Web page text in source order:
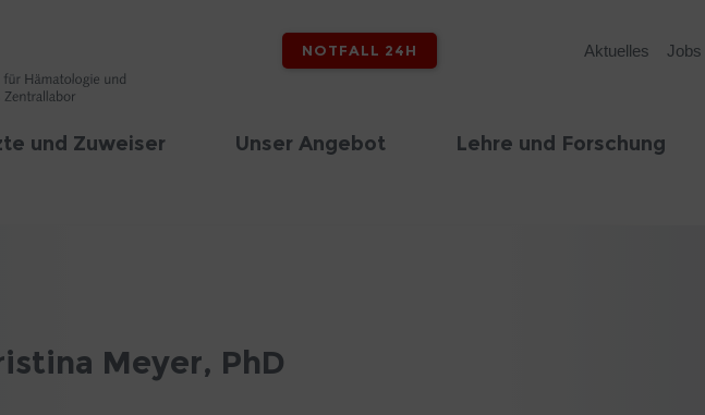
NOTFALL 24H Aktuelles Jobs
und Zuweiser Unser Angebot Lehre und Forschung
Meyer, PhD